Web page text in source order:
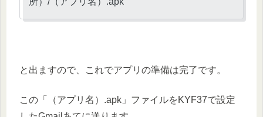
と出ますので、これでアプリの準備は完了です。
この「（アプリ名）.apk」ファイルをKYF37で設定